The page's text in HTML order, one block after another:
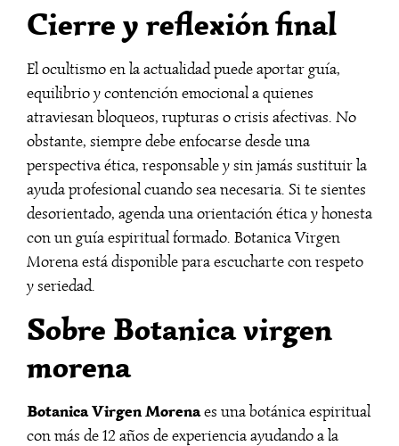
Cierre y reflexión final
El ocultismo en la actualidad puede aportar guía,
equilibrio y contención emocional a quienes
atraviesan bloqueos, rupturas o crisis afectivas. No
obstante, siempre debe enfocarse desde una
perspectiva ética, responsable y sin jamás sustituir la
ayuda profesional cuando sea necesaria. Si te sientes
desorientado, agenda una orientación ética y honesta
con un guía espiritual formado. Botanica Virgen
Morena está disponible para escucharte con respeto
y seriedad.
Sobre Botanica virgen
morena
Botanica Virgen Morenaes una botánica espiritual
con más de 12 años de experiencia ayudando a la